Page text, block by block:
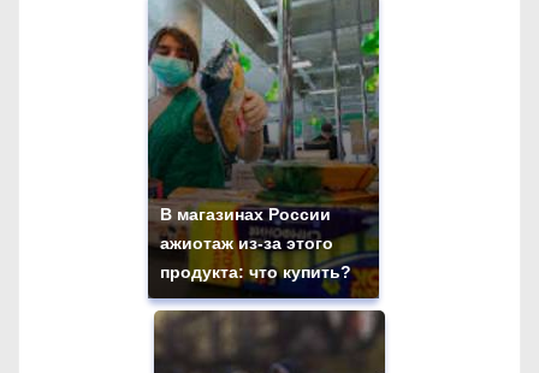
В магазинах России
ажиотаж из-за этого
продукта: что купить?